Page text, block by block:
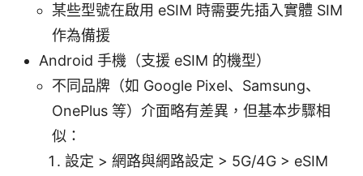
某些型號在啟用 eSIM 時需要先插入實體 SIM
作為備援
Android 手機（支援 eSIM 的機型）
不同品牌（如 Google Pixel、Samsung、
OnePlus 等）介面略有差異，但基本步驟相
似：
設定 > 網路與網路設定 > 5G/4G > eSIM